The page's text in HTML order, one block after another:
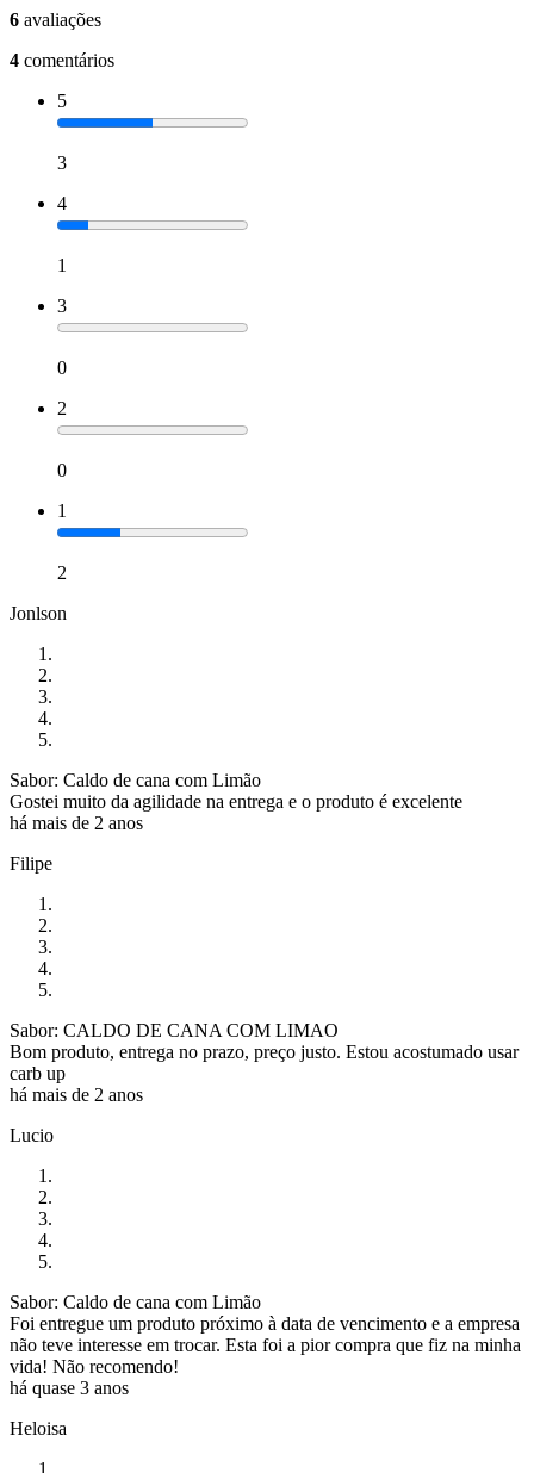
6 avaliações
4 comentários
5
3
4
1
3
0
2
0
1
2
Jonlson
Sabor: Caldo de cana com Limão
Gostei muito da agilidade na entrega e o produto é excelente
há mais de 2 anos
Filipe
Sabor: CALDO DE CANA COM LIMAO
Bom produto, entrega no prazo, preço justo. Estou acostumado usar
carb up
há mais de 2 anos
Lucio
Sabor: Caldo de cana com Limão
Foi entregue um produto próximo à data de vencimento e a empresa
não teve interesse em trocar. Esta foi a pior compra que fiz na minha
vida! Não recomendo!
há quase 3 anos
Heloisa